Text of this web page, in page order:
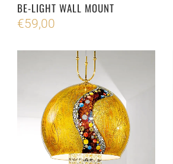
BE-LIGHT WALL MOUNT
€59,00